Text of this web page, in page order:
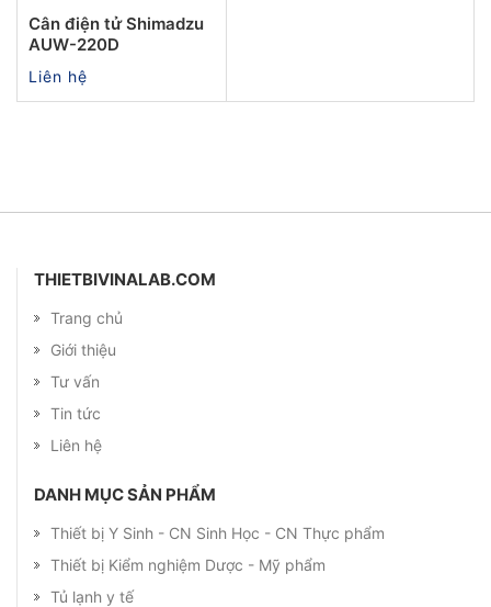
Cân điện tử Shimadzu
AUW-220D
Liên hệ
THIETBIVINALAB.COM
Trang chủ
Giới thiệu
Tư vấn
Tin tức
Liên hệ
DANH MỤC SẢN PHẨM
Thiết bị Y Sinh - CN Sinh Học - CN Thực phẩm
Thiết bị Kiểm nghiệm Dược - Mỹ phẩm
Tủ lạnh y tế